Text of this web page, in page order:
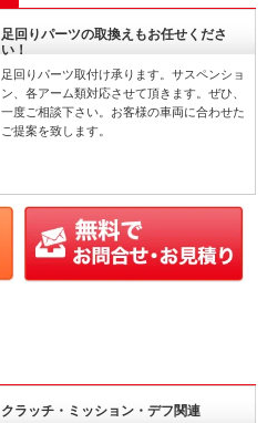
足回りパーツの取換えもお任せくださ
い！
足回りパーツ取付け承ります。サスペンショ
ン、各アーム類対応させて頂きます。ぜひ、
一度ご相談下さい。お客様の車両に合わせた
ご提案を致します。
クラッチ・ミッション・デフ関連